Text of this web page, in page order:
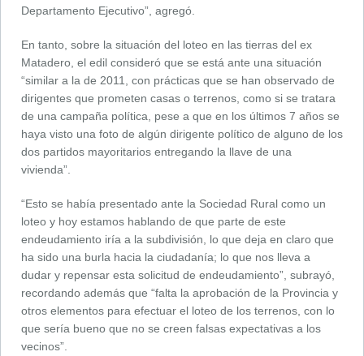
Departamento Ejecutivo”, agregó.
En tanto, sobre la situación del loteo en las tierras del ex
Matadero, el edil consideró que se está ante una situación
“similar a la de 2011, con prácticas que se han observado de
dirigentes que prometen casas o terrenos, como si se tratara
de una campaña política, pese a que en los últimos 7 años se
haya visto una foto de algún dirigente político de alguno de los
dos partidos mayoritarios entregando la llave de una
vivienda”.
“Esto se había presentado ante la Sociedad Rural como un
loteo y hoy estamos hablando de que parte de este
endeudamiento iría a la subdivisión, lo que deja en claro que
ha sido una burla hacia la ciudadanía; lo que nos lleva a
dudar y repensar esta solicitud de endeudamiento”, subrayó,
recordando además que “falta la aprobación de la Provincia y
otros elementos para efectuar el loteo de los terrenos, con lo
que sería bueno que no se creen falsas expectativas a los
vecinos”.